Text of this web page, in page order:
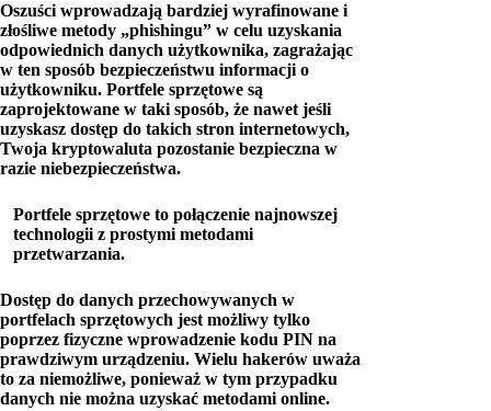
Oszuści wprowadzają bardziej wyrafinowane i
złośliwe metody „phishingu” w celu uzyskania
odpowiednich danych użytkownika, zagrażając
w ten sposób bezpieczeństwu informacji o
użytkowniku. Portfele sprzętowe są
zaprojektowane w taki sposób, że nawet jeśli
uzyskasz dostęp do takich stron internetowych,
Twoja kryptowaluta pozostanie bezpieczna w
razie niebezpieczeństwa.
Portfele sprzętowe to połączenie najnowszej
technologii z prostymi metodami
przetwarzania.
Dostęp do danych przechowywanych w
portfelach sprzętowych jest możliwy tylko
poprzez fizyczne wprowadzenie kodu PIN na
prawdziwym urządzeniu. Wielu hakerów uważa
to za niemożliwe, ponieważ w tym przypadku
danych nie można uzyskać metodami online.